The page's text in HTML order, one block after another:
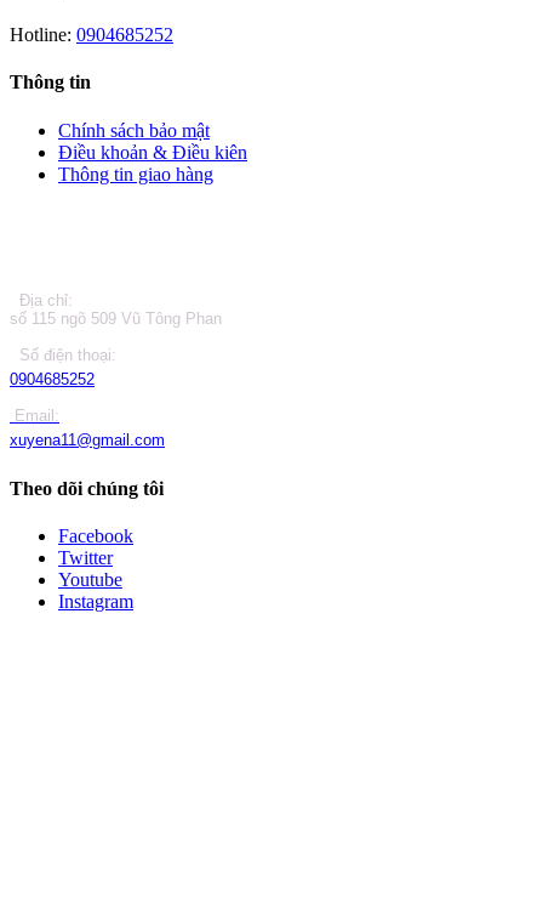
Hotline: 0904685252
Thông tin
Chính sách bảo mật
Điều khoản & Điều kiên
Thông tin giao hàng
Địa chỉ:
số 115 ngõ 509 Vũ Tông Phan
Số điện thoại:
0904685252
Email:
xuyena11@gmail.com
Theo dõi chúng tôi
Facebook
Twitter
Youtube
Instagram